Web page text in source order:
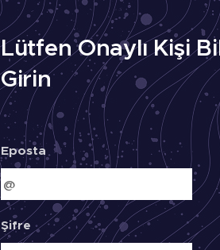
Lütfen Onaylı Kişi
Girin
Eposta
Şifre